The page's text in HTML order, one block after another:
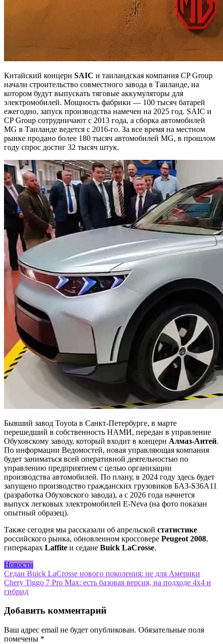
Китайский концерн SAIC и таиландская компания CP Group
начали строительство совместного завода в Таиланде, на
котором будут выпускать тяговые аккумуляторы для
электромобилей. Мощность фабрики — 100 тысяч батарей
ежегодно, запуск производства намечен на 2025 год. SAIC и
CP Group сотрудничают с 2013 года, а сборка автомобилей
MG в Таиланде ведется с 2016-го. За все время на местном
рынке продано более 180 тысяч автомобилей MG, в прошлом
году спрос достиг 32 тысяч штук.
Бывший завод Toyota в Санкт-Петербурге, в марте
перешедший в собственность НАМИ, передан в управление
Обуховскому заводу, который входит в концерн Алмаз-Антей.
По информации Ведомостей, новая управляющая компания
будет заниматься всей оперативной деятельностью по
управлению предприятием с целью организации
производства автомобилей. По плану, в 2024 году здесь будет
запущено производство гражданских грузовиков БАЗ-S36A11
(разработка Обуховского завода), а с 2026 года начнется
выпуск легковых электромобилей E-Neva (на фото показан
опытный образец).
Также сегодня мы рассказали об апрельской статистике
российского рынка, обновленном кроссовере Peugeot 2008,
гиперкарах Laffite и седане Buick LaCrosse.
Новости
Навигация
по
Седан Buick LaCrosse нового поколения: не для Америки
Chery Tiggo 7 Pro Max: есть базовая версия, на подходе 4х4 и
гибрид
Добавить комментарий
Ваш адрес email не будет опубликован. Обязательные поля
помечены *